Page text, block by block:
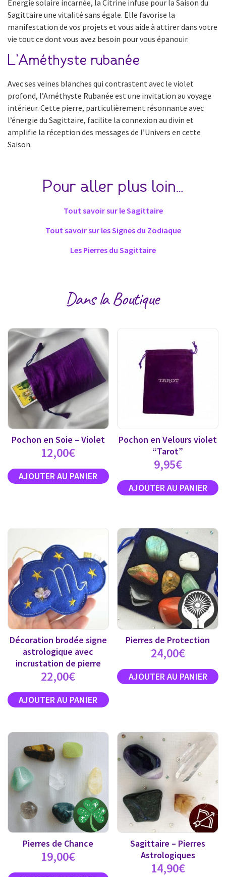
Énergie solaire incarnée, la Citrine infuse pour la Saison du
Sagittaire une vitalité sans égale. Elle favorise la
manifestation de vos projets et vous aide à attirer dans votre
vie tout ce dont vous avez besoin pour vous épanouir.
L’Améthyste rubanée
Avec ses veines blanches qui contrastent avec le violet
profond, l’Améthyste Rubanée est une invitation au voyage
intérieur. Cette pierre, particulièrement résonnante avec
l’énergie du Sagittaire, facilite la connexion au divin et
amplifie la réception des messages de l’Univers en cette
Saison.
Pour aller plus loin…
Tout savoir sur le Sagittaire
Tout savoir sur les Signes du Zodiaque
Les Pierres du Sagittaire
Dans la Boutique
Pochon en Soie – Violet
12,00€
Pochon en Velours violet
“Tarot”
9,95€
Décoration brodée signe
astrologique avec
incrustation de pierre
22,00€
Pierres de Protection
24,00€
Pierres de Chance
19,00€
Sagittaire – Pierres
Astrologiques
14,90€